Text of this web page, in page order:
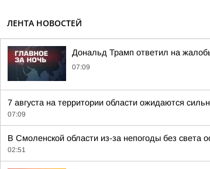
ЛЕНТА НОВОСТЕЙ
Дональд Трамп ответил на
07:09
7 августа на территории области ожидаются
07:09
В Смоленской области из-за непогоды без
02:51